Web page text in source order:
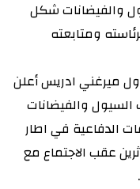
والفيضانات شكل
ومتابعته
ميرغني ادريس أعلن
والفيضانات
الدفاعية في اطار
عقب الاجتماع مع